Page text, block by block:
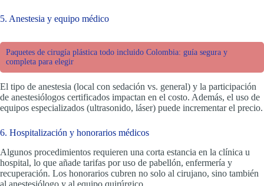
5. Anestesia y equipo médico
Paquetes de cirugía plástica todo incluido Colombia: guía segura y
completa para elegir
El tipo de anestesia (local con sedación vs. general) y la participación
de anestesiólogos certificados impactan en el costo. Además, el uso de
equipos especializados (ultrasonido, láser) puede incrementar el precio.
6. Hospitalización y honorarios médicos
Algunos procedimientos requieren una corta estancia en la clínica u
hospital, lo que añade tarifas por uso de pabellón, enfermería y
recuperación. Los honorarios cubren no solo al cirujano, sino también
al anestesiólogo y al equipo quirúrgico.